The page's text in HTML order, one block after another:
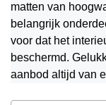
matten van
belangrijk
voor dat het
beschermd.
aanbod altijd van